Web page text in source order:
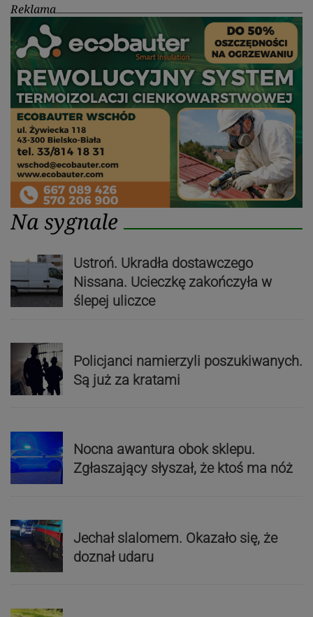
Reklama
Na sygnale
Ustroń. Ukradła dostawczego
Nissana. Ucieczkę zakończyła w
ślepej uliczce
Policjanci namierzyli poszukiwanych.
Są już za kratami
Nocna awantura obok sklepu.
Zgłaszający słyszał, że ktoś ma nóż
Jechał slalomem. Okazało się, że
doznał udaru